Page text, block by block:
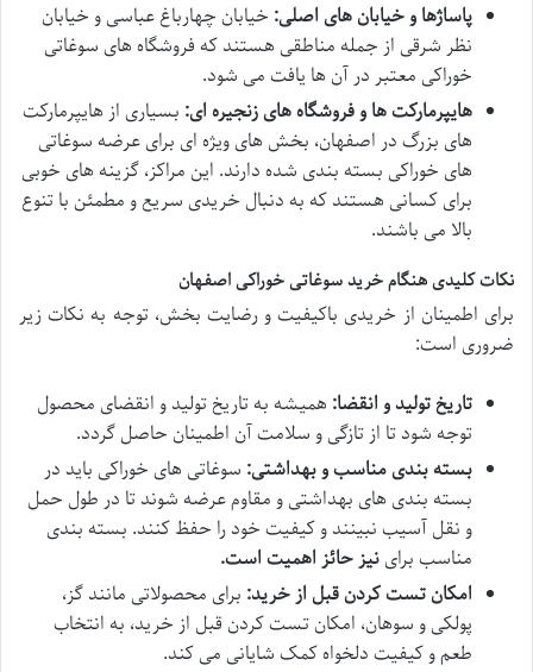
پاساژها و خیابان های اصلی: خیابان چهارباغ عباسی و خیابان
نظر شرقی از جمله مناطقی هستند که فروشگاه های سوغاتی
خوراکی معتبر در آن ها یافت می شود.
هایپرمارکت ها و فروشگاه های زنجیره ای: بسیاری از هایپرمارکت
های بزرگ در اصفهان، بخش های ویژه ای برای عرضه سوغاتی
های خوراکی بسته بندی شده دارند. این مراکز، گزینه های خوبی
برای کسانی هستند که به دنبال خریدی سریع و مطمئن با تنوع
بالا می باشند.
نکات کلیدی هنگام خرید سوغاتی خوراکی اصفهان
برای اطمینان از خریدی باکیفیت و رضایت بخش، توجه به نکات زیر
ضروری است:
تاریخ تولید و انقضا: همیشه به تاریخ تولید و انقضای محصول
توجه شود تا از تازگی و سلامت آن اطمینان حاصل گردد.
بسته بندی مناسب و بهداشتی: سوغاتی های خوراکی باید در
بسته بندی های بهداشتی و مقاوم عرضه شوند تا در طول حمل
و نقل آسیب نبینند و کیفیت خود را حفظ کنند. بسته بندی
مناسب براینیز حائز اهمیت است.
امکان تست کردن قبل از خرید: برای محصولاتی مانند گز،
پولکی و سوهان، امکان تست کردن قبل از خرید، به انتخاب
طعم و کیفیت دلخواه کمک شایانی می کند.